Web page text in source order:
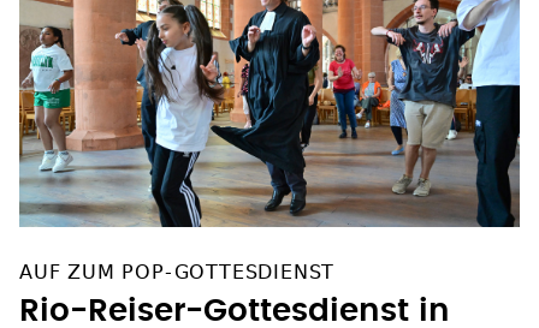
AUF ZUM POP-GOTTESDIENST
Rio-Reiser-Gottesdienst in